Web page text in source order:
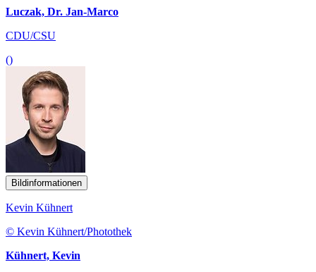
Luczak, Dr. Jan-Marco
CDU/CSU
()
Bildinformationen
Kevin Kühnert
© Kevin Kühnert/Photothek
Kühnert, Kevin